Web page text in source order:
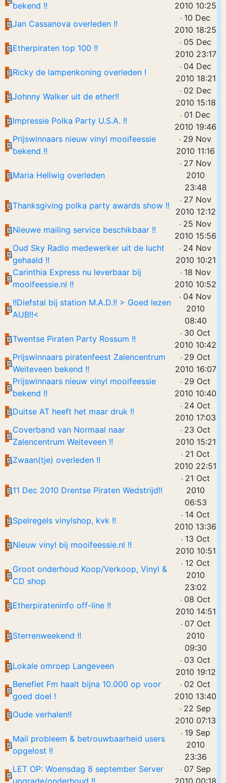
bekend !!
2010 10:25
Jan Cassanova overleden !!
10 Dec
2010 18:25
Etherpiraten top 100 !!
05 Dec
2010 23:17
Ricky de lampenkoning overleden !
04 Dec
2010 18:21
Johnny Walker uit de ether!!
02 Dec
2010 15:18
Impressie Polka Party U.S.A. !!
01 Dec
2010 19:46
Prijswinnaars nieuw vinyl mooifeessie
bekend !!
29 Nov
2010 11:16
Maria Hellwig overleden
27 Nov
2010
23:48
Thanksgiving polka party awards show !!
27 Nov
2010 12:12
Nieuwe mailing service beschikbaar !!
25 Nov
2010 15:56
Oud Sky Radio medewerker uit de lucht
gehaald !!
24 Nov
2010 10:21
Carinthia Express nu leverbaar bij
mooifeessie.nl !!
18 Nov
2010 10:52
!!Diefstal bij station M.A.D.!! > Goed lezen
AUB!!<
04 Nov
2010
08:40
Twentse Piraten Party Rossum !!
30 Oct
2010 10:42
Prijswinnaars piratenfeest Zalencentrum
Weiteveen bekend !!
29 Oct
2010 16:07
Prijswinnaars nieuw vinyl mooifeessie
bekend !!
29 Oct
2010 10:40
Duitse AT heeft het maar druk !!
24 Oct
2010 17:03
Coverband van Normaal naar
Zalencentrum Weiteveen !!
23 Oct
2010 15:21
Zwaan(tje) overleden !!
21 Oct
2010 22:51
11 Dec 2010 Drentse Piraten Wedstrijd!!
21 Oct
2010
06:53
Spelregels vinylshop, kvk !!
14 Oct
2010 13:36
Nieuw vinyl bij mooifeessie.nl !!
13 Oct
2010 10:51
Groot onderhoud Koop/Verkoop, Vinyl &
CD shop
12 Oct
2010
23:02
Etherpirateninfo off-line !!
08 Oct
2010 14:51
Sterrenweekend !!
07 Oct
2010
09:30
Lokale omroep Langeveen
03 Oct
2010 19:12
Benefiet Fm haalt bijna 10.000 op voor
goed doel !
02 Oct
2010 13:40
Oude verhalen!!
22 Sep
2010 07:13
Mail probleem & betrouwbaarheid users
opgelost !!
19 Sep
2010
23:36
LET OP: Woensdag 8 september Server
upgrade/onderhoud !!
07 Sep
2010 00:18